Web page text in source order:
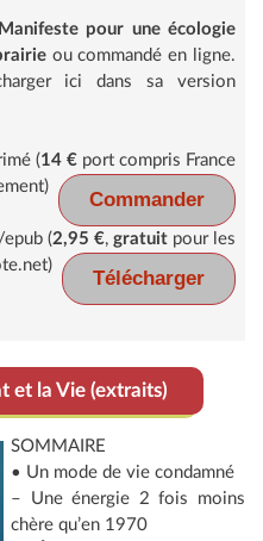
pour une écologie
ou commandé en ligne.
ici dans sa version
(14 € port compris France
Commander
(2,95 €, gratuit pour les
Télécharger
et la Vie (extraits)
SOMMAIRE
• Un mode de vie condamné
– Une énergie 2 fois moins
chère qu’en 1970